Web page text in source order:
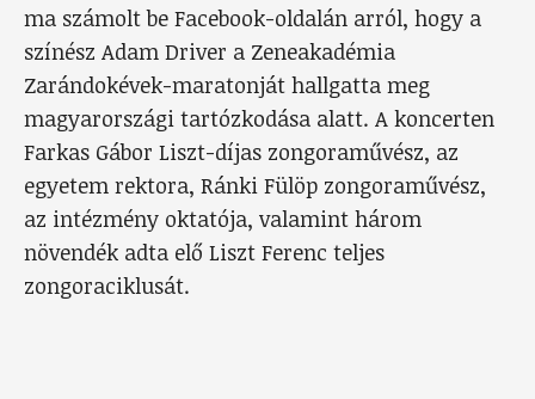
ma számolt be Facebook-oldalán arról, hogy a
színész Adam Driver a Zeneakadémia
Zarándokévek-maratonját hallgatta meg
magyarországi tartózkodása alatt. A koncerten
Farkas Gábor Liszt-díjas zongoraművész, az
egyetem rektora, Ránki Fülöp zongoraművész,
az intézmény oktatója, valamint három
növendék adta elő Liszt Ferenc teljes
zongoraciklusát.